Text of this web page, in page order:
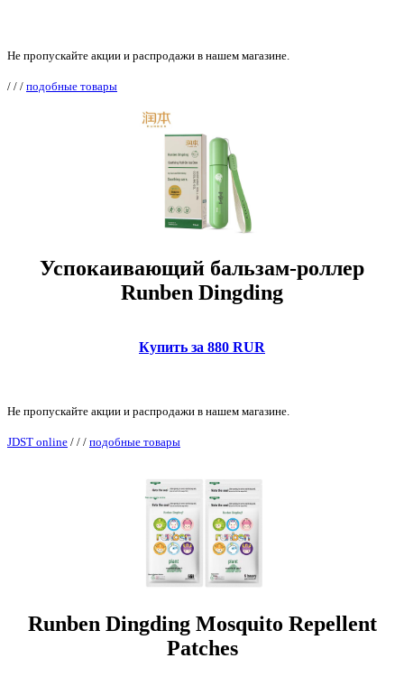
Не пропускайте акции и распродажи в нашем магазине.
/ / / подобные товары
Успокаивающий бальзам-роллер
Runben Dingding
Купить за 880 RUR
Не пропускайте акции и распродажи в нашем магазине.
JDST online / / / подобные товары
Runben Dingding Mosquito Repellent
Patches